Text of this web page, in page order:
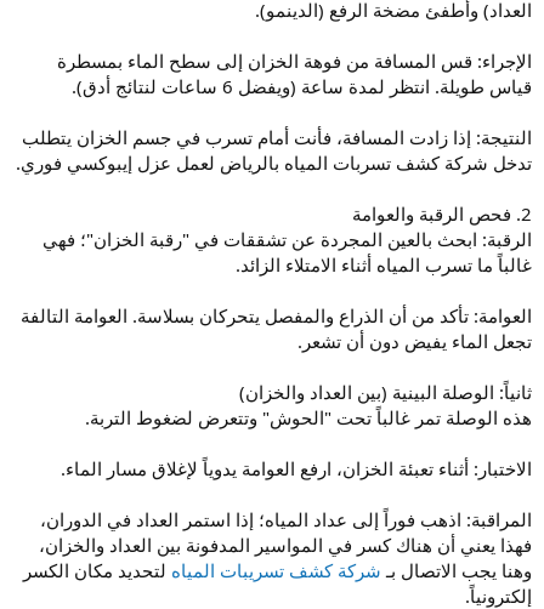
العداد) وأطفئ مضخة الرفع (الدينمو).
الإجراء: قس المسافة من فوهة الخزان إلى سطح الماء بمسطرة
قياس طويلة. انتظر لمدة ساعة (ويفضل 6 ساعات لنتائج أدق).
النتيجة: إذا زادت المسافة، فأنت أمام تسرب في جسم الخزان يتطلب
تدخل شركة كشف تسربات المياه بالرياض لعمل عزل إيبوكسي فوري.
2. فحص الرقبة والعوامة
الرقبة: ابحث بالعين المجردة عن تشققات في "رقبة الخزان"؛ فهي
غالباً ما تسرب المياه أثناء الامتلاء الزائد.
العوامة: تأكد من أن الذراع والمفصل يتحركان بسلاسة. العوامة التالفة
تجعل الماء يفيض دون أن تشعر.
ثانياً: الوصلة البينية (بين العداد والخزان)
هذه الوصلة تمر غالباً تحت "الحوش" وتتعرض لضغوط التربة.
الاختبار: أثناء تعبئة الخزان، ارفع العوامة يدوياً لإغلاق مسار الماء.
المراقبة: اذهب فوراً إلى عداد المياه؛ إذا استمر العداد في الدوران،
فهذا يعني أن هناك كسر في المواسير المدفونة بين العداد والخزان،
وهنا يجب الاتصال بـ شركة كشف تسريبات المياه لتحديد مكان الكسر
إلكترونياً.